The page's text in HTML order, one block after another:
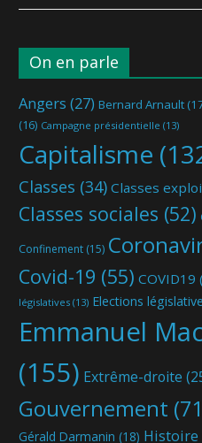
On en parle
Angers (27) Bernard Arnault
(16) Campagne présidentielle (13)
Capitalisme
Classes (34) Classes
Classes sociales (52)
Confinement (15)
Covid-19 (55) COVID19
législatives (13) Elections
Emmanuel
(155) Extrême-droite
Gouvernement
Gérald Darmanin (18) Histoire